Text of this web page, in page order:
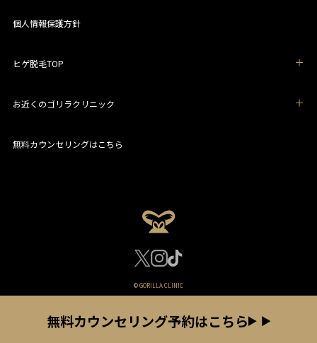
個人情報保護方針
ヒゲ脱毛TOP
お近くのゴリラクリニック
無料カウンセリングはこちら
© GORILLA CLINIC
無料カウンセリング予約はこちら